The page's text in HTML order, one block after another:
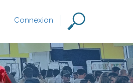
Connexion